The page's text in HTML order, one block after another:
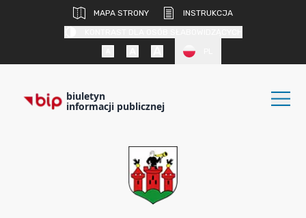
MAPA STRONY
INSTRUKCJA
biuletyn
informacji publicznej